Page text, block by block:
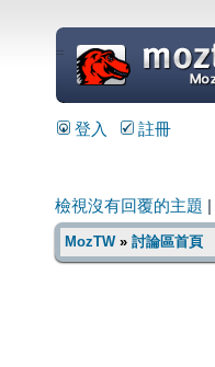
=
登入 註冊
檢視沒有回覆的主題
MozTW» 討論區首頁